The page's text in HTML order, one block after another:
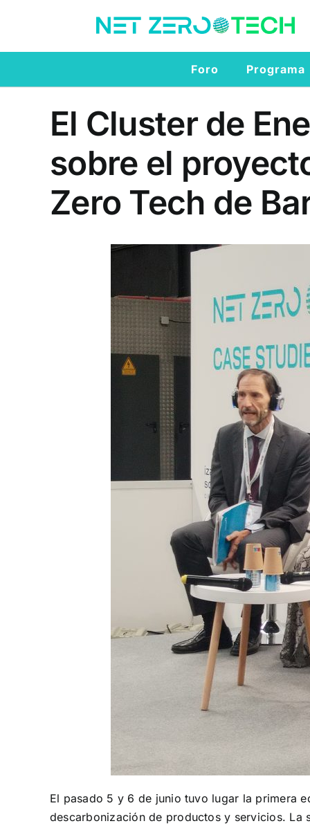
Foro
Programa
El Cluster de
sobre el
Zero Tech de
El pasado 5 y 6 de junio tuvo lugar la primera
descarbonización de productos y servicios. La